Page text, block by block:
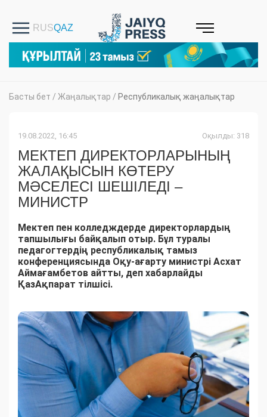
Басты бет / Жаңалықтар / Республикалық жаңалықтар
19.08.2022, 16:45 Оқылды: 318
МЕКТЕП ДИРЕКТОРЛАРЫНЫҢ
ЖАЛАҚЫСЫН КӨТЕРУ
МӘСЕЛЕСІ ШЕШІЛЕДІ –
МИНИСТР
Мектеп пен колледждерде директорлардың
тапшылығы байқалып отыр. Бұл туралы
педагогтердің республикалық тамыз
конференциясында Оқу-ағарту министрі Асхат
Аймағамбетов айтты, деп хабарлайды
ҚазАқпарат тілшісі.